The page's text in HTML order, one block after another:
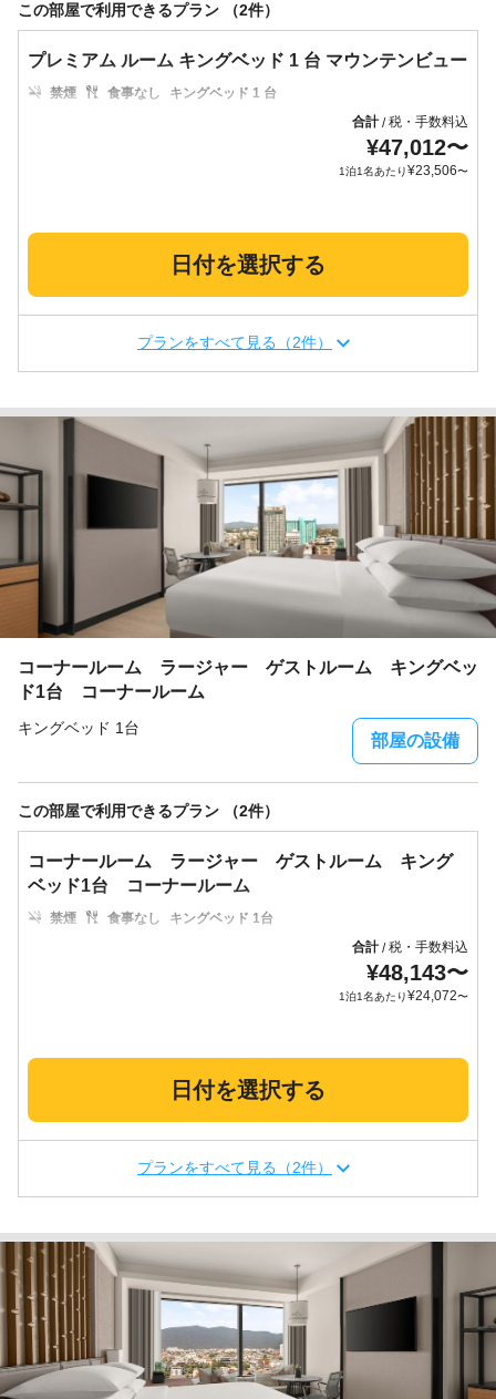
この部屋で利用できるプラン （2件）
プレミアム ルーム キングベッド 1 台 マウンテンビュー
禁煙 食事なし
キングベッド 1 台
合計/税・手数料込
¥47,012〜
1泊1名あたり¥23,506〜
日付を選択する
プランをすべて見る（2件）
コーナールーム ラージャー ゲストルーム キングベッ
ド1台 コーナールーム
キングベッド 1台
部屋の設備
この部屋で利用できるプラン （2件）
コーナールーム ラージャー ゲストルーム キング
ベッド1台 コーナールーム
禁煙 食事なし
キングベッド 1台
合計/税・手数料込
¥48,143〜
1泊1名あたり¥24,072〜
日付を選択する
プランをすべて見る（2件）